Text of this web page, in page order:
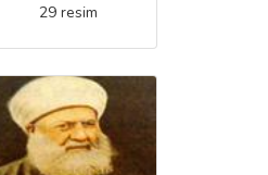
29 resim